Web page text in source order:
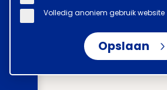
Volledig anoniem gebruik website
Opslaan
Disclaimer Voorwaarden
070 850 86 00Mail